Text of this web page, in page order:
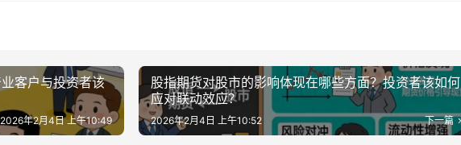
客户与投资者该
2026年2月4日 上午10:49
股指期货对股市的影响体现在哪些方面？投资者该如何
应对联动效应？
下一篇
2026年2月4日 上午10:52